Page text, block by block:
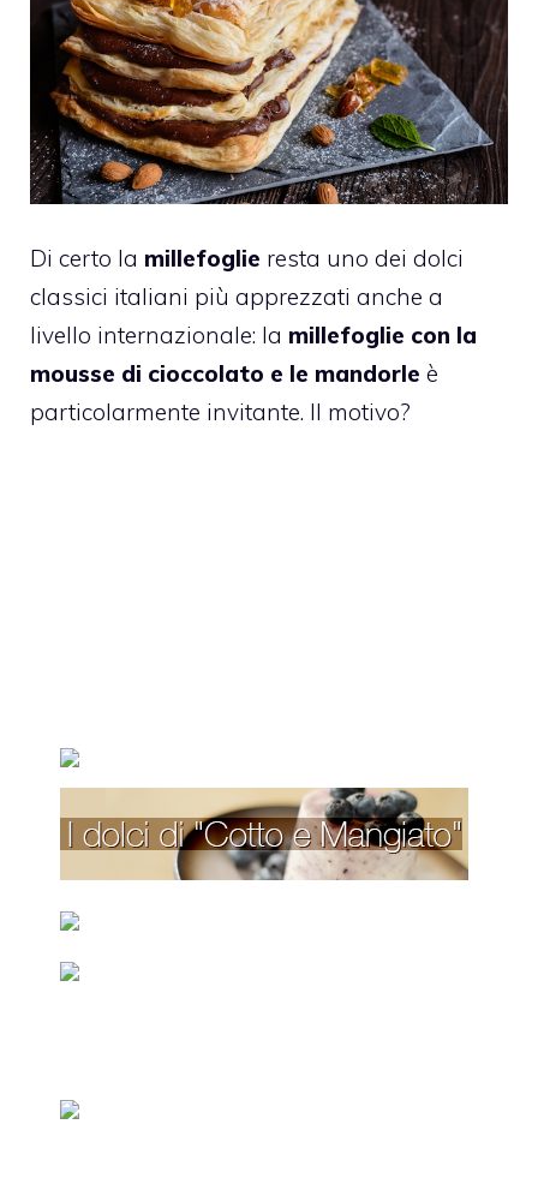
Di certo la millefoglie resta uno dei dolci
classici italiani più apprezzati anche a
livello internazionale: la millefoglie con la
mousse di cioccolato e le mandorle è
particolarmente invitante. Il motivo?